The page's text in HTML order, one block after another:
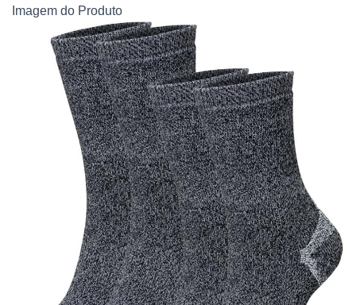
Imagem do Produto